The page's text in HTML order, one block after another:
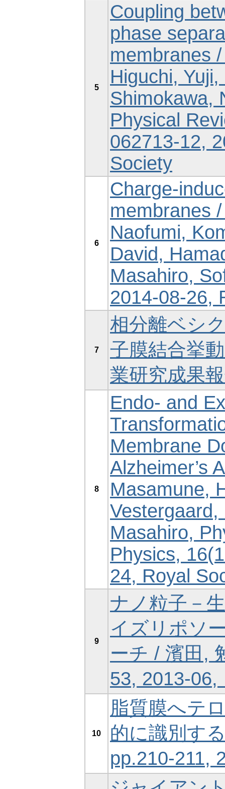
5
Coupling
phase
membranes
Higuchi,
Shimokawa,
Physical
062713-12,
Society
6
Charge-
membranes
Naofumi,
David,
Masahiro,
2014-08-26,
7
相分離ベシ
子膜結合挙
業研究成果
8
Endo- and
Membrane
Alzheimer’s
Masamune,
Vestergaard,
Masahiro,
Physics,
24, Royal
9
ナノ粒子－
イズリポソ
ーチ / 濱田,
53, 2013-06,
10
脂質膜へテ
的に識別す
pp.210-211,